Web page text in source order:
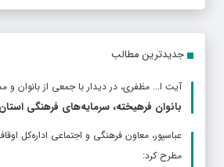
جدیدترین مطالب
آیت ا... مظفری، در دیدار با جمعی از بانوان و
بانوان فرهیخته، سرمایه‌های فرهنگی
عباسپور، معاون فرهنگی و اجتماعی اداره‌کل
مطرح كرد: